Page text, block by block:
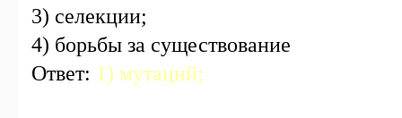
3) селекции;
4) борьбы за существование
Ответ: 1) мутаций;